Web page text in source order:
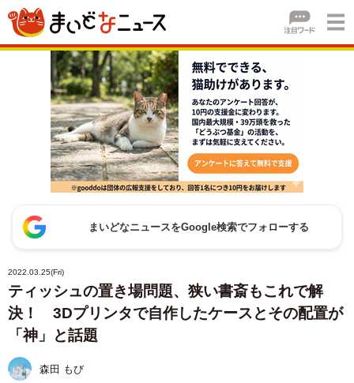
まいどなニュースをGoogle検索でフォローする
2022.03.25(Fri)
ティッシュの置き場問題、狭い書斎もこれで解
決！ 3Dプリンタで自作したケースとその配置が
「神」と話題
森田 もび